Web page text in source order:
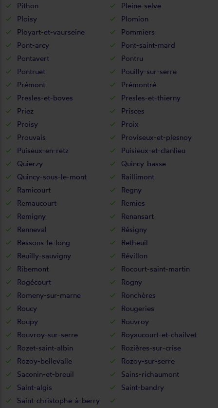
Pithon
Pleine-selve
Ploisy
Plomion
Ployart-et-vaurseine
Pommiers
Pont-arcy
Pont-saint-mard
Pontavert
Pontru
Pontruet
Pouilly-sur-serre
Prémont
Prémontré
Presles-et-boves
Presles-et-thierny
Priez
Prisces
Proisy
Proix
Prouvais
Proviseux-et-plesnoy
Puiseux-en-retz
Puisieux-et-clanlieu
Quierzy
Quincy-basse
Quincy-sous-le-mont
Raillimont
Ramicourt
Regny
Remaucourt
Remies
Remigny
Renansart
Renneval
Résigny
Ressons-le-long
Retheuil
Reuilly-sauvigny
Révillon
Ribemont
Rocourt-saint-martin
Rogécourt
Rogny
Romeny-sur-marne
Ronchères
Roucy
Rougeries
Roupy
Rouvroy
Rouvroy-sur-serre
Royaucourt-et-chailvet
Rozet-saint-albin
Rozières-sur-crise
Rozoy-bellevalle
Rozoy-sur-serre
Saconin-et-breuil
Sains-richaumont
Saint-algis
Saint-bandry
Saint-christophe-à-berry